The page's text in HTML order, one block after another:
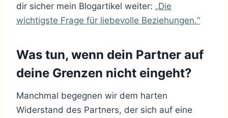
dir sicher mein Blogartikel weiter: „Die
wichtigste Frage für liebevolle Beziehungen.“
Was tun, wenn dein Partner auf
deine Grenzen nicht eingeht?
Manchmal begegnen wir dem harten
Widerstand des Partners, der sich auf eine